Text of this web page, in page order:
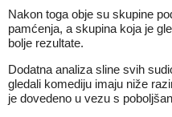
Nakon toga obje su skupine
pamćenja, a skupina koja je
bolje rezultate.
Dodatna analiza sline svih
gledali komediju imaju niže
je dovedeno u vezu s